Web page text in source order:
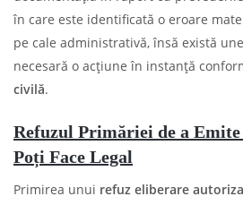
în care este identificată o eroare
pe cale administrativă, însă există
necesară o acțiune în instanță
civilă.
Refuzul Primăriei de a Emite
Poți Face Legal
Primirea unui refuz eliberare